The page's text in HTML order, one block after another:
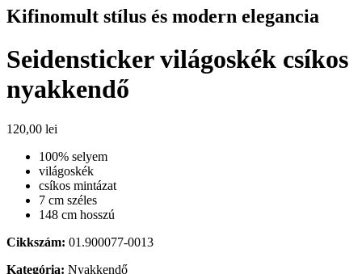
Kifinomult stílus és modern elegancia
Seidensticker világoskék csíkos
nyakkendő
120,00 lei
100% selyem
világoskék
csíkos mintázat
7 cm széles
148 cm hosszú
Cikkszám: 01.900077-0013
Kategória: Nyakkendő